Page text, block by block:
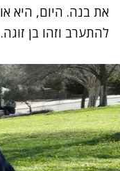
את בנה. היום, היא
להתערב וזהו בן זוגה.